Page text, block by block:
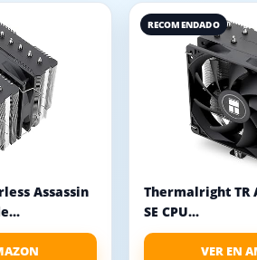
Comparativa de bicicletas
Assassin
RECOMENDADO
Thermalright TR
SE CPU...
VER EN